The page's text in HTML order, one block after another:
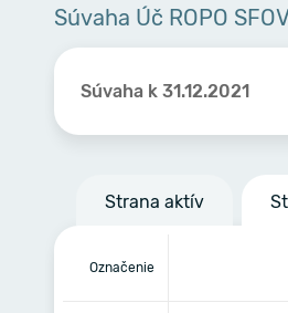
Súvaha Úč ROPO
Súvaha k 31.12.2021
Strana aktív
Označenie